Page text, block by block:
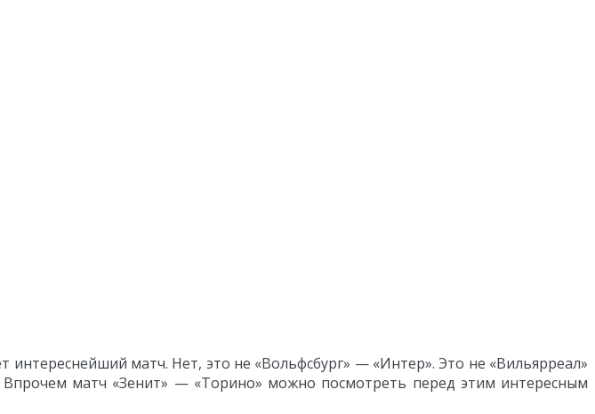
интереснейший матч. Нет, это не «Вольфсбург» — «Интер». Это не «Вильярреал»
матч «Зенит» — «Торино» можно посмотреть перед этим интересным